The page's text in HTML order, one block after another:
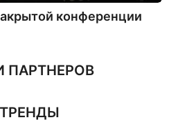
конференции
ПАРТНЕРОВ
ТРЕНДЫ